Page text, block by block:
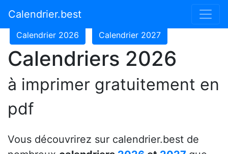
Calendrier.best
Calendrier 2024
Calendrier 2026 Calendrier 2027
Calendriers 2026
à imprimer gratuitement en
pdf
Vous découvrirez sur calendrier.best de